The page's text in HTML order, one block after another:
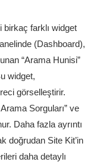
farklı widget
(Dashboard),
“Arama Hunisi”
widget,
görselleştirir.
Sorguları” ve
Daha fazla ayrıntı
doğrudan Site Kit’in
daha detaylı